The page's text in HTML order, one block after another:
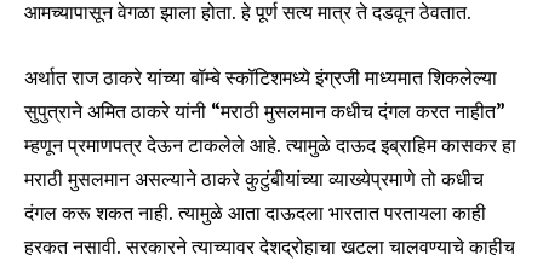
आमच्यापासून वेगळा झाला होता. हे पूर्ण सत्य मात्र ते दडवून ठेवतात.
अर्थात राज ठाकरे यांच्या बॉम्बे स्कॉटिशमध्ये इंग्रजी माध्यमात शिकलेल्या
सुपुत्राने अमित ठाकरे यांनी “मराठी मुसलमान कधीच दंगल करत नाहीत”
म्हणून प्रमाणपत्र देऊन टाकलेले आहे. त्यामुळे दाऊद इब्राहिम कासकर हा
मराठी मुसलमान असल्याने ठाकरे कुटुंबीयांच्या व्याख्येप्रमाणे तो कधीच
दंगल करू शकत नाही. त्यामुळे आता दाऊदला भारतात परतायला काही
हरकत नसावी. सरकारने त्याच्यावर देशद्रोहाचा खटला चालवण्याचे काहीच